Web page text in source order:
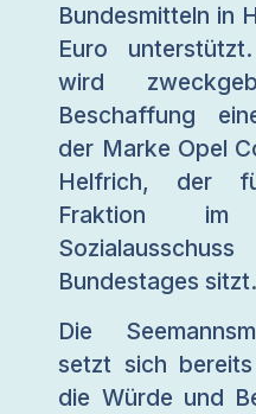
Bundesmitteln in
Euro
wird
Beschaffung
der Marke Opel
Helfrich, der
Fraktion
Bundestages sitzt.
Die
setzt sich
die Würde und